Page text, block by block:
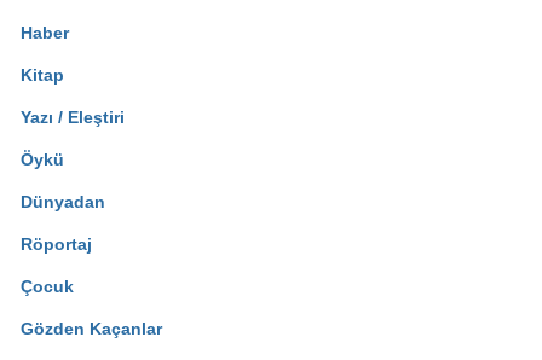
Haber
Kitap
Yazı / Eleştiri
Öykü
Dünyadan
Röportaj
Çocuk
Gözden Kaçanlar